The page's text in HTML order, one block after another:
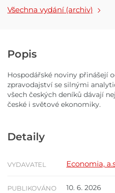
Všechna vydání (archiv)
Popis
Hospodářské noviny přinášejí
zpravodajství se silnými
všech českých deníků dávají
české i světové ekonomiky.
Detaily
VYDAVATEL Economia,
PUBLIKOVÁNO 10. 6. 2026